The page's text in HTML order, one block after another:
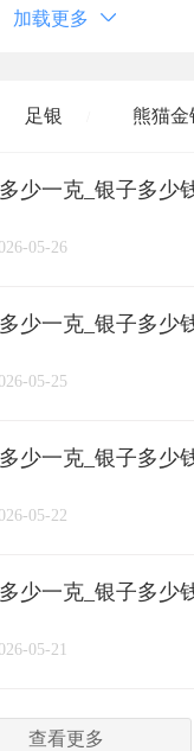
加载更多
足银 熊猫金
长城币 / 老
/ 亚一金店 /
少一克_银子多少
05-26
少一克_银子多少
05-25
少一克_银子多少
05-22
少一克_银子多少
05-21
查看更多